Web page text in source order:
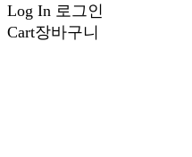
Log In 로그인
Cart장바구니